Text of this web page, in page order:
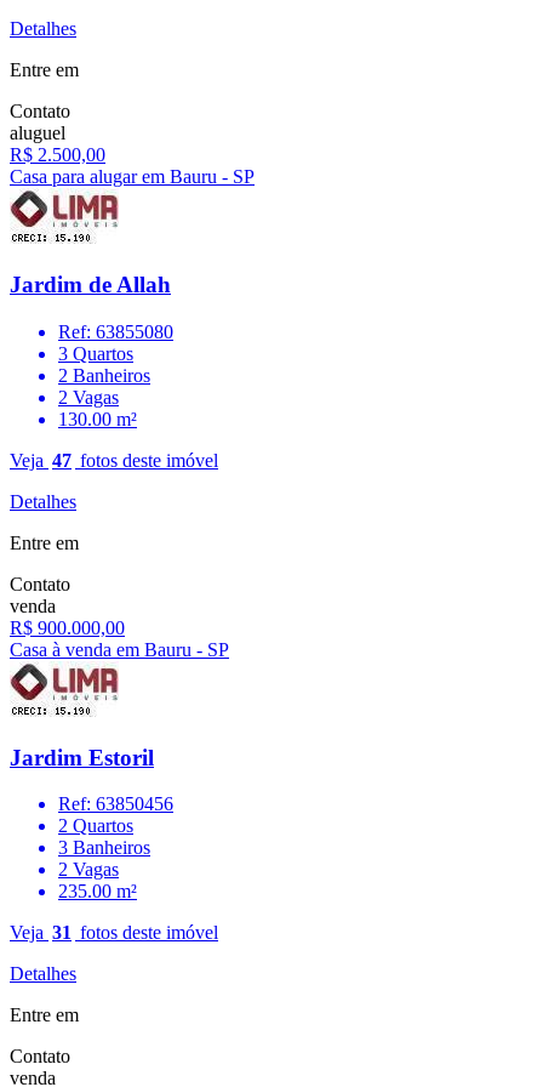
Detalhes
Entre em
Contato
aluguel
R$ 2.500,00
Casa para alugar em Bauru - SP
Jardim de Allah
Ref: 63855080
3 Quartos
2 Banheiros
2 Vagas
130.00 m²
Veja 47 fotos deste imóvel
Detalhes
Entre em
Contato
venda
R$ 900.000,00
Casa à venda em Bauru - SP
Jardim Estoril
Ref: 63850456
2 Quartos
3 Banheiros
2 Vagas
235.00 m²
Veja 31 fotos deste imóvel
Detalhes
Entre em
Contato
venda